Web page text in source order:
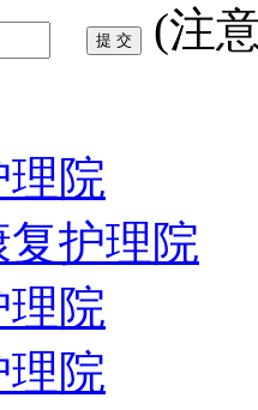
(注
院
护理院
理院
院